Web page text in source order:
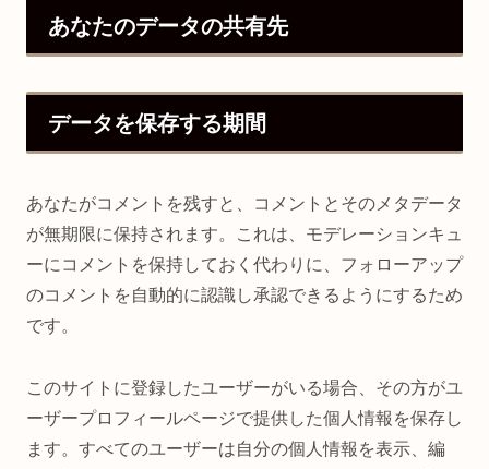
あなたのデータの共有先
データを保存する期間
あなたがコメントを残すと、コメントとそのメタデータ
が無期限に保持されます。これは、モデレーションキュ
ーにコメントを保持しておく代わりに、フォローアップ
のコメントを自動的に認識し承認できるようにするため
です。
このサイトに登録したユーザーがいる場合、その方がユ
ーザープロフィールページで提供した個人情報を保存し
ます。すべてのユーザーは自分の個人情報を表示、編